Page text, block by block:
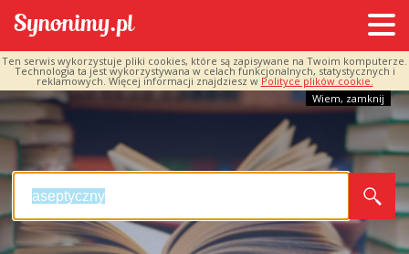
Ten serwis wykorzystuje pliki cookies, które są zapisywane na Twoim komputerze.
Technologia ta jest wykorzystywana w celach funkcjonalnych, statystycznych i
reklamowych. Więcej informacji znajdziesz w Polityce plików cookie.
Wiem, zamknij